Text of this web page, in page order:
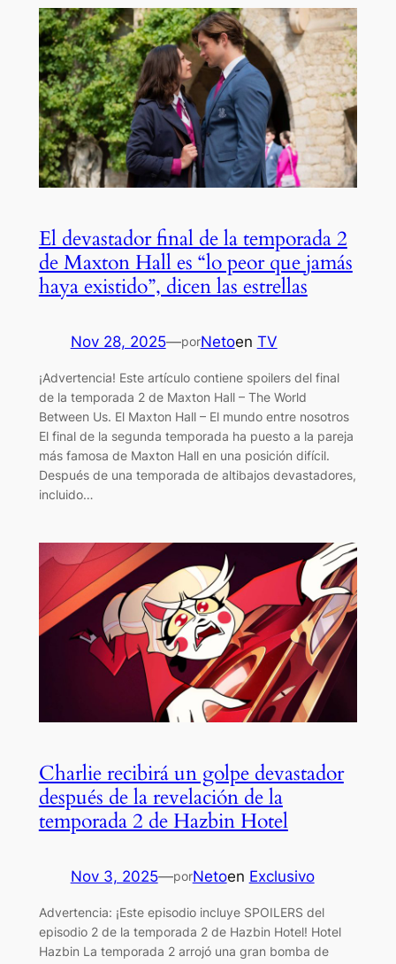
El devastador final de la temporada 2
de Maxton Hall es “lo peor que jamás
haya existido”, dicen las estrellas
Nov 28, 2025—porNetoen TV
¡Advertencia! Este artículo contiene spoilers del final
de la temporada 2 de Maxton Hall – The World
Between Us. El Maxton Hall – El mundo entre nosotros
El final de la segunda temporada ha puesto a la pareja
más famosa de Maxton Hall en una posición difícil.
Después de una temporada de altibajos devastadores,
incluido…
Charlie recibirá un golpe devastador
después de la revelación de la
temporada 2 de Hazbin Hotel
Nov 3, 2025—porNetoen Exclusivo
Advertencia: ¡Este episodio incluye SPOILERS del
episodio 2 de la temporada 2 de Hazbin Hotel! Hotel
Hazbin La temporada 2 arrojó una gran bomba de